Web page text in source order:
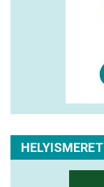
HELYISMERET